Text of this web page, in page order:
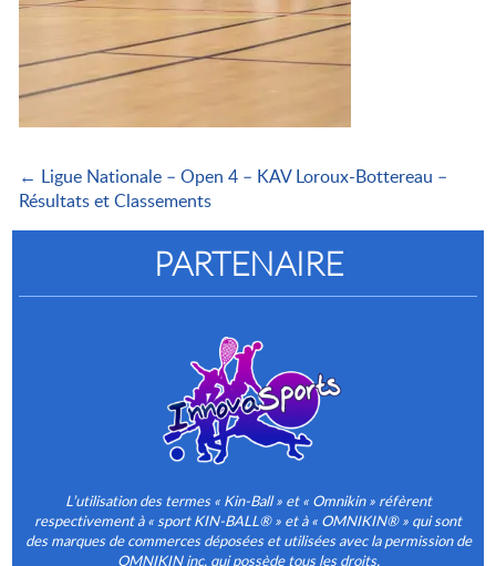
← Ligue Nationale – Open 4 – KAV Loroux-Bottereau –
Résultats et Classements
PARTENAIRE
L’utilisation des termes « Kin-Ball » et « Omnikin » réfèrent
respectivement à « sport KIN-BALL® » et à « OMNIKIN® » qui sont
des marques de commerces déposées et utilisées avec la permission de
OMNIKIN inc. qui possède tous les droits.